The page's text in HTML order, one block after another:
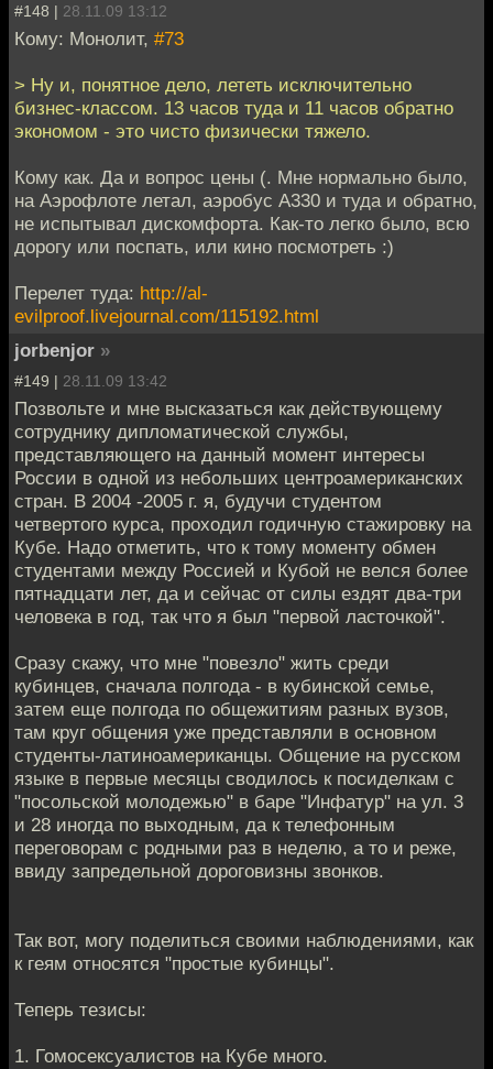
#148 | 28.11.09 13:12
Кому: Монолит, #73
> Ну и, понятное дело, лететь исключительно
бизнес-классом. 13 часов туда и 11 часов обратно
экономом - это чисто физически тяжело.
Кому как. Да и вопрос цены (. Мне нормально было,
на Аэрофлоте летал, аэробус А330 и туда и обратно,
не испытывал дискомфорта. Как-то легко было, всю
дорогу или поспать, или кино посмотреть :)
Перелет туда: http://al-
evilproof.livejournal.com/115192.html
jorbenjor »
#149 | 28.11.09 13:42
Позвольте и мне высказаться как действующему
сотруднику дипломатической службы,
представляющего на данный момент интересы
России в одной из небольших центроамериканских
стран. В 2004 -2005 г. я, будучи студентом
четвертого курса, проходил годичную стажировку на
Кубе. Надо отметить, что к тому моменту обмен
студентами между Россией и Кубой не велся более
пятнадцати лет, да и сейчас от силы ездят два-три
человека в год, так что я был "первой ласточкой".
Сразу скажу, что мне "повезло" жить среди
кубинцев, сначала полгода - в кубинской семье,
затем еще полгода по общежитиям разных вузов,
там круг общения уже представляли в основном
студенты-латиноамериканцы. Общение на русском
языке в первые месяцы сводилось к посиделкам с
"посольской молодежью" в баре "Инфатур" на ул. 3
и 28 иногда по выходным, да к телефонным
переговорам с родными раз в неделю, а то и реже,
ввиду запредельной дороговизны звонков.
Так вот, могу поделиться своими наблюдениями, как
к геям относятся "простые кубинцы".
Теперь тезисы:
1. Гомосексуалистов на Кубе много.